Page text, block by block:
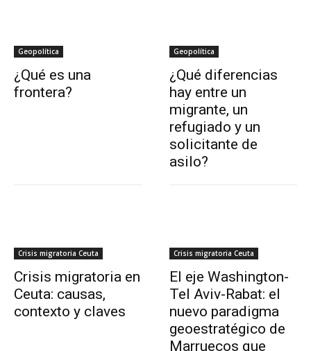
Geopolítica
¿Qué es una
frontera?
Geopolítica
¿Qué diferencias
hay entre un
migrante, un
refugiado y un
solicitante de
asilo?
Crisis migratoria Ceuta
Crisis migratoria en
Ceuta: causas,
contexto y claves
Crisis migratoria Ceuta
El eje Washington-
Tel Aviv-Rabat: el
nuevo paradigma
geoestratégico de
Marruecos que